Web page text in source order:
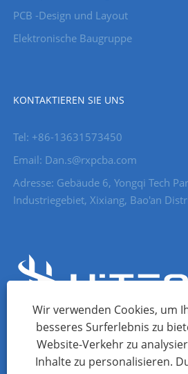
PCB -Design und Layout
Elektronische Baugruppe
KONTAKTIEREN SIE UNS
Tel: +86-13631573450
Email: Dan.s@rxpcba.com
Adresse: Gebäude 6, Yongqi Tech
Industriegebiet, Xixiang, Bao'an
Wir verwenden Cookies, um
besseres Surferlebnis zu
Website-Verkehr zu
Inhalte zu personalisieren.